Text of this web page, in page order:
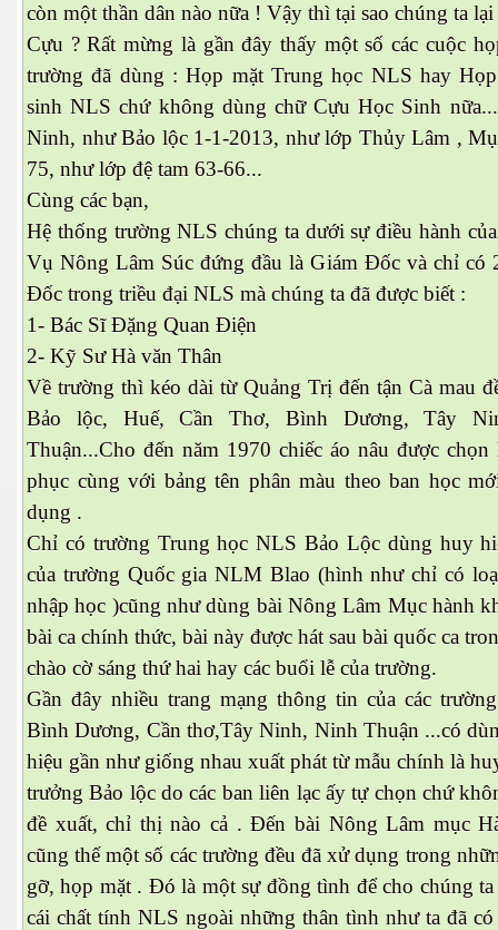
còn một thần dân nào nữa ! Vậy thì tại sao chúng ta
Cựu ? Rất mừng là gần đây thấy một số các cuộc
trường đã dùng : Họp mặt Trung học NLS hay
sinh NLS chứ không dùng chữ Cựu Học Sinh
Ninh, như Bảo lộc 1-1-2013, như lớp Thủy Lâm ,
75, như lớp đệ tam 63-66...
Cùng các bạn,
Hệ thống trường NLS chúng ta dưới sự điều hành
Vụ Nông Lâm Súc đứng đầu là Giám Đốc và chỉ có
Đốc trong triều đại NLS mà chúng ta đã được biết :
1- Bác Sĩ Đặng Quan Điện
2- Kỹ Sư Hà văn Thân
Về trường thì kéo dài từ Quảng Trị đến tận Cà mau
Bảo lộc, Huế, Cần Thơ, Bình Dương, Tây
Thuận...Cho đến năm 1970 chiếc áo nâu được chọn
phục cùng với bảng tên phân màu theo ban học
dụng .
Chỉ có trường Trung học NLS Bảo Lộc dùng huy
của trường Quốc gia NLM Blao (hình như chỉ có
nhập học )cũng như dùng bài Nông Lâm Mục hành
bài ca chính thức, bài này được hát sau bài quốc ca
chào cờ sáng thứ hai hay các buổi lễ của trường.
Gần đây nhiều trang mạng thông tin của các
Bình Dương, Cần thơ,Tây Ninh, Ninh Thuận ...có
hiệu gần như giống nhau xuất phát từ mẫu chính là
trưởng Bảo lộc do các ban liên lạc ấy tự chọn chứ
đề xuất, chỉ thị nào cả . Đến bài Nông Lâm mục
cũng thế một số các trường đều đã xử dụng trong
gỡ, họp mặt . Đó là một sự đồng tình để cho chúng ta
cái chất tính NLS ngoài những thân tình như ta đã